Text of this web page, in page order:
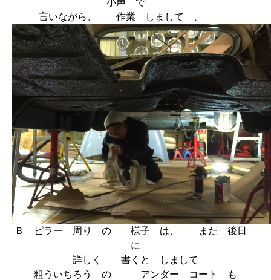
小声 で
言いながら、 作業 しまして 、
Ｂ ピラー 周り の 様子 は、 また 後日
に
詳しく 書くと しまして
粗ういちろう の アンダー コート も